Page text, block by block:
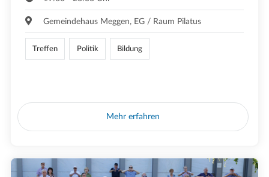
Gemeindehaus Meggen, EG / Raum Pilatus
Treffen Politik Bildung
Mehr erfahren